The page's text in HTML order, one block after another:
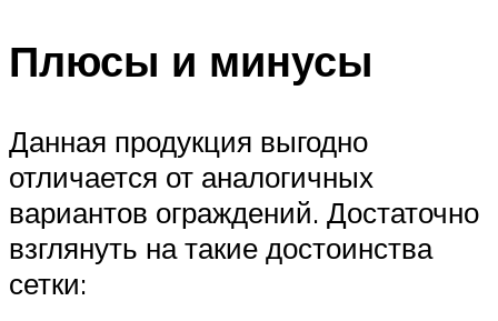
Плюсы и минусы
Данная продукция выгодно
отличается от аналогичных
вариантов ограждений. Достаточно
взглянуть на такие достоинства
сетки: